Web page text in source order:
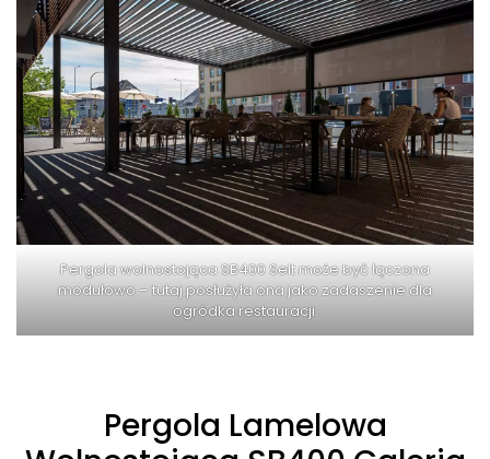
Pergola wolnostojąca SB400 Selt może być łączona
modułowo – tutaj posłużyła ona jako zadaszenie dla
ogródka restauracji.
Pergola Lamelowa